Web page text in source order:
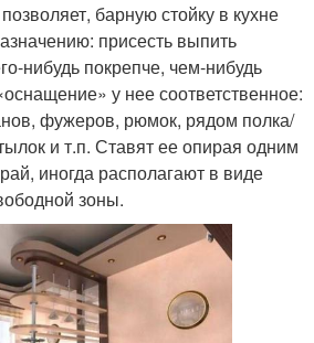
барную стойку в кухне
присесть выпить
нибудь покрепче, чем-нибудь
у нее соответственное:
фужеров, рюмок, рядом полка/
и т.п. Ставят ее опирая одним
иногда располагают в виде
зоны.